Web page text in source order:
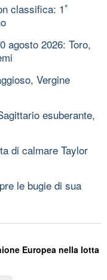
classifica: 1ﾟ
agosto 2026: Toro,
Vergine
esuberante,
di calmare Taylor
le bugie di sua
Europea nella lotta